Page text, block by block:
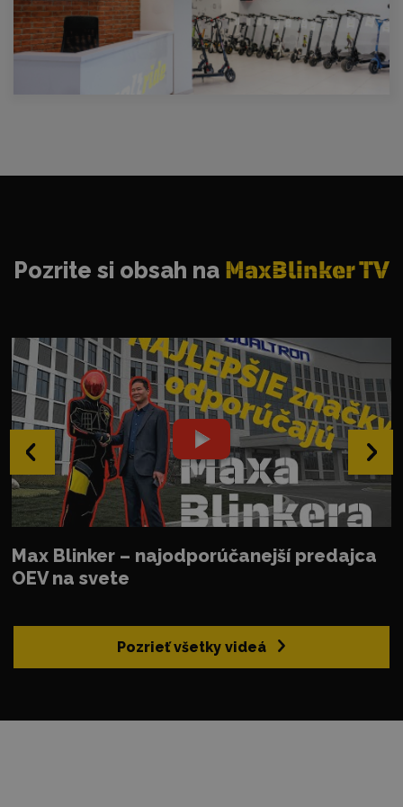
Pozrieť všetky videá
Pozrite si obsah na MaxBlinker TV
Max Blinker – najodporúčanejší predajca
OEV na svete
‹ ›